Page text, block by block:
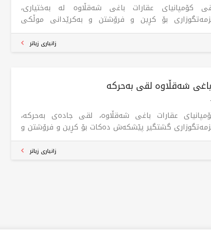
کۆمپانیای عقارات باغی شەقڵاوە لە بەختیاری،
بۆ کڕین و فرۆشتن و بەکرێدانی موڵکی
و بازرگانی لە هەولێر. گرنگی بە دابینکردنی
چارەسەری داهێنەرانە لە بواری خانووبەرەدا دەدات کە
هەوڵدەدات لەڕێگەی لقەکانییەوە لە سلێمانی و شەقڵاوە و
خزمەتگوزارییەکانی فراوانتر بکات بۆ دابینکردنی
بازاڕ لە ناوچە جیاجیاکان.
زانیاری زیاتر
شەقڵاوە لقی بەحرکە
عقارات باغی شەقڵاوە، لقی جادەی بەحرکە،
گشتگیر پێشکەش دەکات بۆ کڕین و فرۆشتن و
موڵکی نیشتەجێبوون و بازرگانی لە شاری هەولێر،
بە گرنگیدان بە کوالیتی و پیشەیی. کۆمپانیاکە بە لقەکانی
زانیاری زیاتر